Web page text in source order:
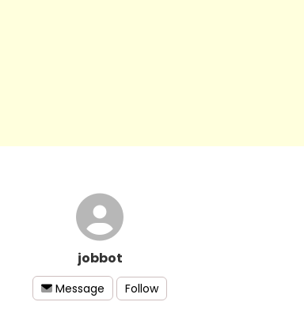
jobbot
Message Follow